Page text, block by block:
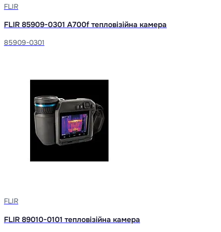
FLIR
FLIR 85909-0301 A700f тепловізійна камера
85909-0301
FLIR
FLIR 89010-0101 тепловізійна камера